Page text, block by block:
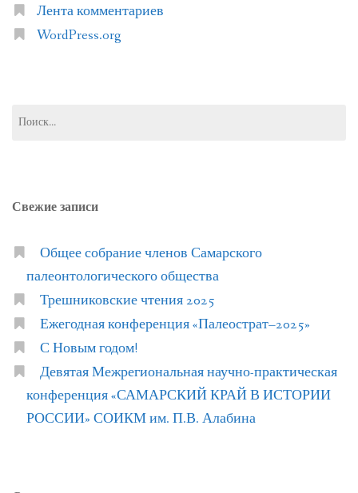
Лента комментариев
WordPress.org
Свежие записи
Общее собрание членов Самарского
палеонтологического общества
Трешниковские чтения 2025
Ежегодная конференция «Палеострат–2025»
С Новым годом!
Девятая Межрегиональная научно-практическая
конференция «САМАРСКИЙ КРАЙ В ИСТОРИИ
РОССИИ» СОИКМ им. П.В. Алабина